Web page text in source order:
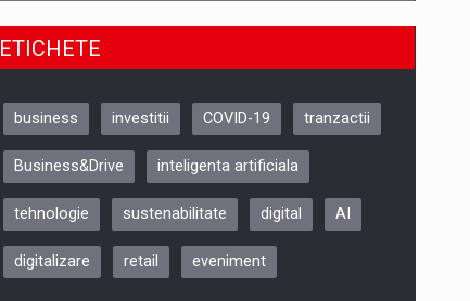
Be Inspired. Make it Happen!, CLUJ, 9
ARTEMIS LETO, ORADEA, 8
Oradea – 8 Oct 2026
ETICHETE
business investitii COVID-19 tranzactii
Business&Drive inteligenta artificiala
tehnologie sustenabilitate digital AI
digitalizare retail eveniment